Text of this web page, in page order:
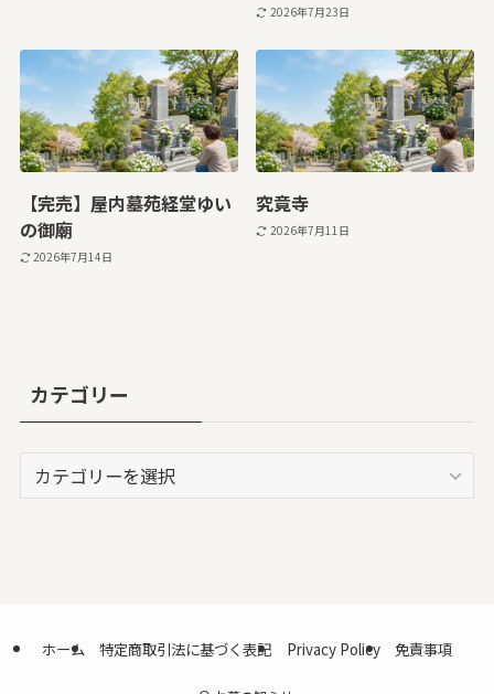
2026年7月23日
【完売】屋内墓苑経堂ゆい
の御廟
2026年7月14日
究竟寺
2026年7月11日
カテゴリー
テ
ホーム 特定商取引法に基づく表記 Privacy Policy 免責事項